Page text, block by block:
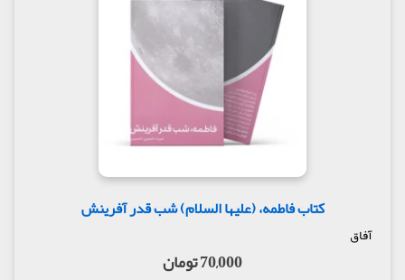
کتاب فاطمه، (علیها السلام) شب قدر آفرینش
آفاق
70,000 تومان